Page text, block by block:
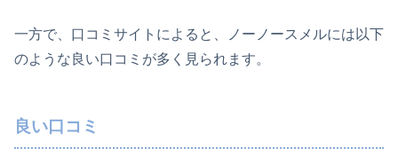
一方で、口コミサイトによると、ノーノースメルには以下
のような良い口コミが多く見られます。
良い口コミ